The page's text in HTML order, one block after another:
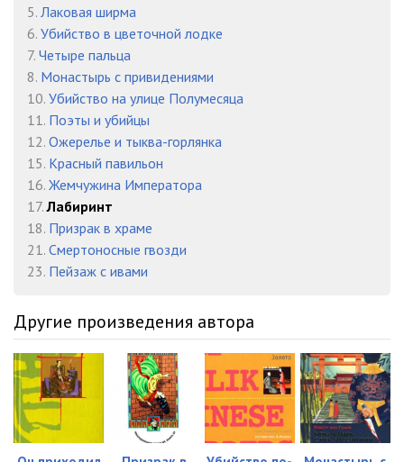
Labirint_022
Labirint_023
Labirint_024
Labirint_025
Labirint_026
Labirint_027
Labirint_028
Labirint_029
Labirint_032 06:25
Labirint_033 05:01
5. Лаковая ширма
6. Убийство в цветочной лодке
7. Четыре пальца
8. Монастырь с привидениями
10. Убийство на улице Полумесяца
11. Поэты и убийцы
12. Ожерелье и тыква-горлянка
15. Красный павильон
16. Жемчужина Императора
17. Лабиринт
18. Призрак в храме
21. Смертоносные гвозди
23. Пейзаж с ивами
Другие произведения автора